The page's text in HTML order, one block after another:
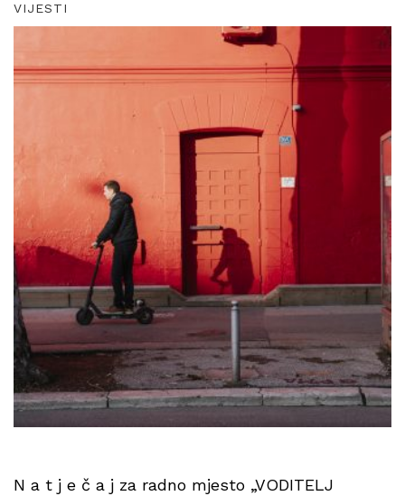
VIJESTI
N a t j e č a j za radno mjesto „VODITELJ